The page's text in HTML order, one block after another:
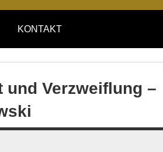
KONTAKT
und Verzweiflung –